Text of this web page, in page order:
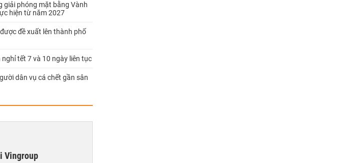
giải phóng mặt bằng Vành
hiện từ năm 2027
đề xuất lên thành phố
tết 7 và 10 ngày liên tục
dân vụ cá chết gần sân
Vingroup